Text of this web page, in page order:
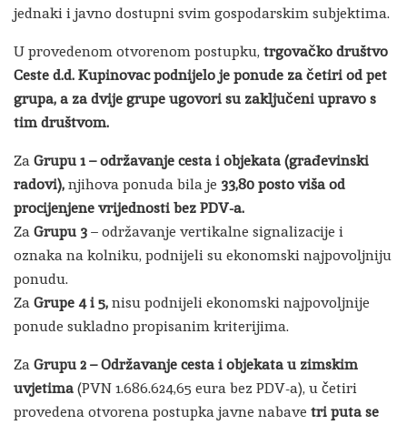
jednaki i javno dostupni svim gospodarskim subjektima.
U provedenom otvorenom postupku, trgovačko društvo
Ceste d.d. Kupinovac podnijelo je ponude za četiri od pet
grupa, a za dvije grupe ugovori su zaključeni upravo s
tim društvom.
ZaGrupu 1 – održavanje cesta i objekata (građevinski
radovi),njihova ponuda bila je 33,80 posto viša od
procijenjene vrijednosti bez PDV-a.
ZaGrupu 3– održavanje vertikalne signalizacije i
oznaka na kolniku, podnijeli su ekonomski najpovoljniju
ponudu.
ZaGrupe 4 i 5,nisu podnijeli ekonomski najpovoljnije
ponude sukladno propisanim kriterijima.
ZaGrupu 2 – Održavanje cesta i objekata u zimskim
uvjetima(PVN 1.686.624,65 eura bez PDV-a), u četiri
provedena otvorena postupka javne nabave tri puta se